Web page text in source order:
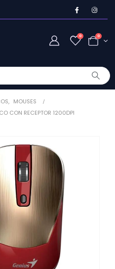
0 0
, MOUSES
CON RECEPTOR 1200DPI